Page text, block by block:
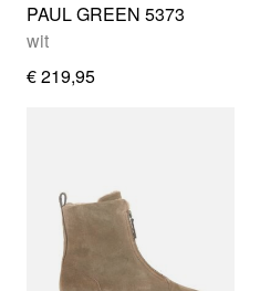
PAUL GREEN 5373
wit
€ 219,95